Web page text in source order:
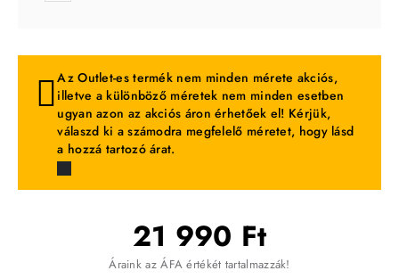
21 990 Ft
Áraink az ÁFA értékét tartalmazzák!
Az Outlet-es termék nem minden mérete akciós,
illetve a különböző méretek nem minden esetben
ugyan azon az akciós áron érhetőek el! Kérjük,
válaszd ki a számodra megfelelő méretet, hogy lásd
a hozzá tartozó árat.